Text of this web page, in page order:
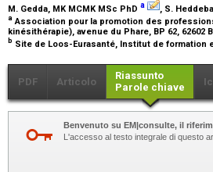
M. Gedda, MK MCMK MSc PhD a , S.
a Association pour la promotion des
kinésithérapie), avenue du Phare, BP 62, 62602
b Site de Loos-Eurasanté, Institut de formation
PDF Articolo
Riassunto
Parole chiave
Benvenuto su EM|consulte, il
L'accesso al testo integrale di questo